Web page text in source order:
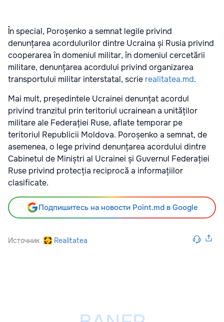
În special, Poroșenko a semnat legile privind
denunțarea acordulurilor dintre Ucraina și Rusia privind
cooperarea în domeniul militar, în domeniul cercetării
militare, denunțarea acordului privind organizarea
transportului militar interstatal, scrie realitatea.md.
Mai mult, președintele Ucrainei denunțat acordul
privind tranzitul prin teritoriul ucrainean a unităților
militare ale Federației Ruse, aflate temporar pe
teritoriul Republicii Moldova. Poroșenko a semnat, de
asemenea, o lege privind denunțarea acordului dintre
Cabinetul de Miniștri al Ucrainei și Guvernul Federației
Ruse privind protecția reciprocă a informațiilor
clasificate.
Подпишитесь на новости Point.md в Google
Источник Realitatea